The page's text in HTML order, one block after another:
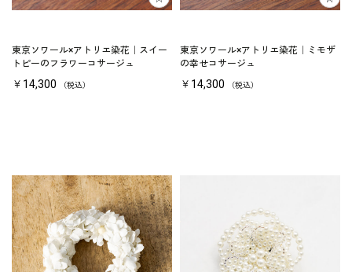
東京ソワール×アトリエ染花｜スイー
トピーのフラワーコサージュ
￥14,300 （税込）
東京ソワール×アトリエ染花｜ミモザ
の幸せコサージュ
￥14,300 （税込）